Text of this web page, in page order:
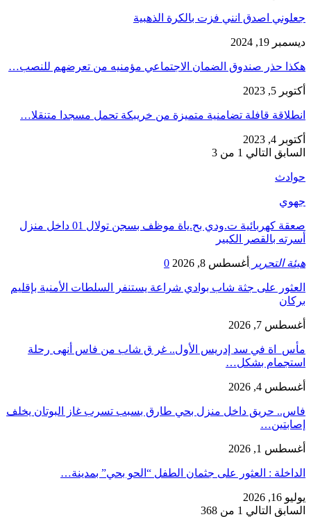
جعلوني اصدق انني فزت بالكرة الذهبية
ديسمبر 19, 2024
هكذا حذر صندوق الضمان الاجتماعي مؤمنيه من تعرضهم للنصب…
أكتوبر 5, 2023
انطلاقة قافلة تضامنية متميزة من خريبكة تحمل مسجدا متنقلا…
أكتوبر 4, 2023
السابق التالي 1 من 3
حوادث
جهوي
صعقة كهربائية ت.ودي بح.ياة موظف بسجن تولال 01 داخل منزل
أسرته بالقصر الكبير
هيئة التحرير أغسطس 8, 2026 0
العثور على جثة شاب بوادي شراعة يستنفر السلطات الأمنية بإقليم
بركان
أغسطس 7, 2026
مأس_اة في سد إدريس الأول.. غر ق شاب من فاس أنهى رحلة
استجمام بشكل…
أغسطس 4, 2026
فاس.. حريق داخل منزل بحي طارق بسبب تسرب غاز البوتان يخلف
إصابتين…
أغسطس 1, 2026
​الداخلة : العثور على جثمان الطفل “الحو بحي” بمدينة…
يوليو 16, 2026
السابق التالي 1 من 368